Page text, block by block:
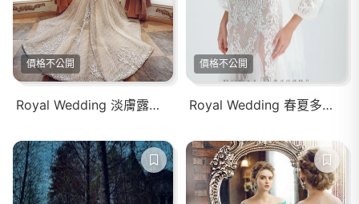
價格不公開
Royal Wedding 淡膚露肩白紗
價格不公開
Royal Wedding 春夏多層次蕾絲白紗